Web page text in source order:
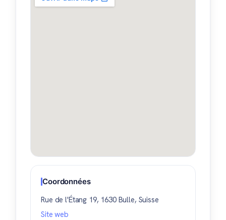
Coordonnées
Rue de l'Étang 19, 1630 Bulle, Suisse
Site web